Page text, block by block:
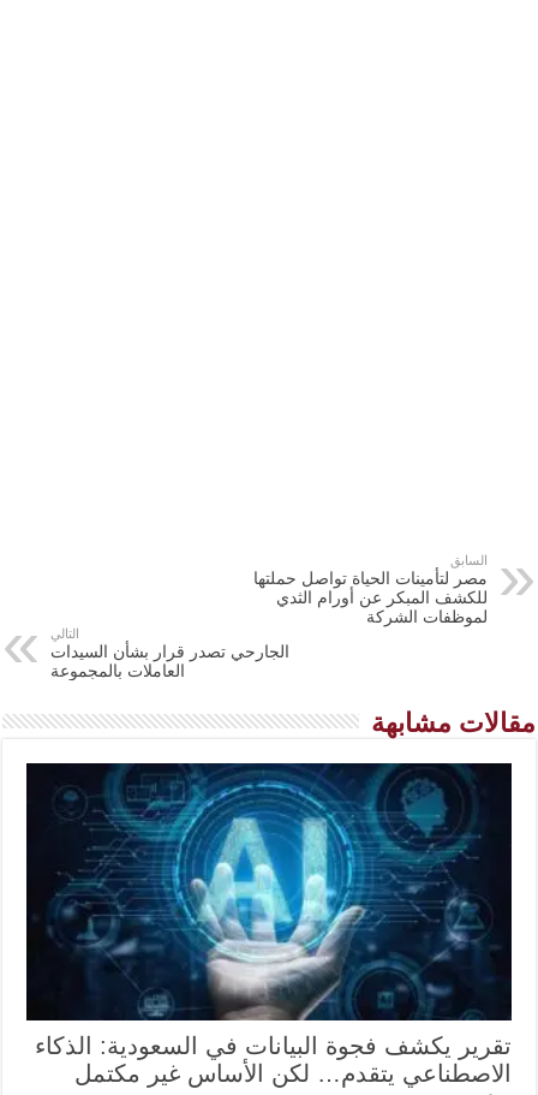
السابق
مصر لتأمينات الحياة تواصل حملتها
للكشف المبكر عن أورام الثدي
لموظفات الشركة
التالي
الجارحي تصدر قرار بشأن السيدات
العاملات بالمجموعة
مقالات مشابهة
تقرير يكشف فجوة البيانات في السعودية: الذكاء
الاصطناعي يتقدم… لكن الأساس غير مكتمل